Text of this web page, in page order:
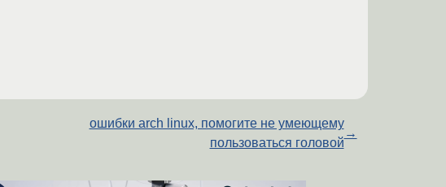
ошибки arch linux, помогите не умеющему
пользоваться головой
→